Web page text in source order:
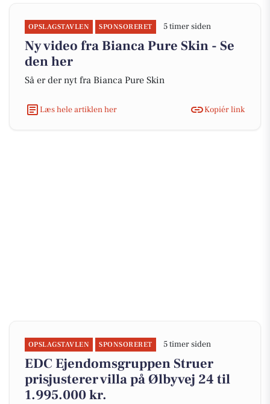
OPSLAGSTAVLEN SPONSORERET 5 timer siden
Ny video fra Bianca Pure Skin - Se
den her
Så er der nyt fra Bianca Pure Skin
Læs hele artiklen her Kopiér link
OPSLAGSTAVLEN SPONSORERET 5 timer siden
EDC Ejen­doms­grup­pen Struer
prisjusterer villa på Ølbyvej 24 til
1.995.000 kr.